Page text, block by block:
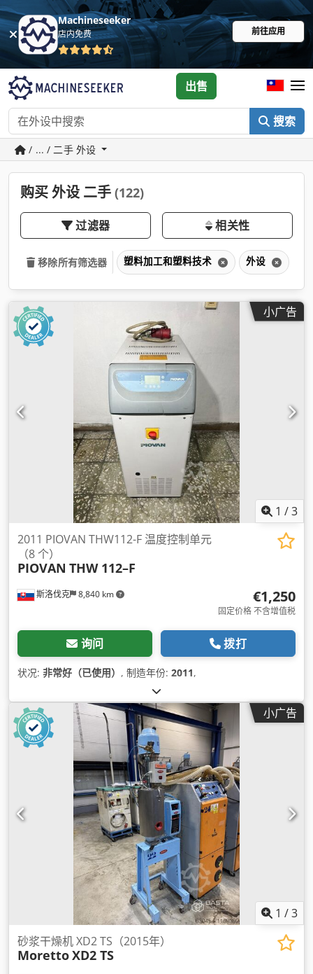
Machineseeker
店内免费 前往应用
搜索
出售
/ ... / 二手 外设
购买 外设 二手 (122)
过滤器 相关性
移除所有筛选器 塑料加工和塑料技术 外设
小广告
1 /3
斯洛伐克 8,840 km
2011 PIOVAN THW112-F 温度控制单元
（8 个）
PIOVAN THW 112–F
€1,250
固定价格 不含增值税
询问 拨打
状况: 非常好（已使用） , 制造年份: 2011,
小广告
1 /3
砂浆干燥机 XD2 TS（2015年）
MorettoXD2 TS